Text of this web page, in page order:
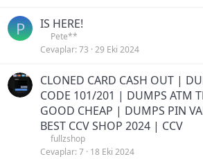
P IS HERE!
Pete**
Cevaplar 73 29 Eki 2024
CLONED CARD CASH OUT |
CODE 101/201 | DUMPS ATM
GOOD CHEAP | DUMPS PIN
BEST CCV SHOP 2024 | CCV
fullzshop
Cevaplar 7 18 Eki 2024